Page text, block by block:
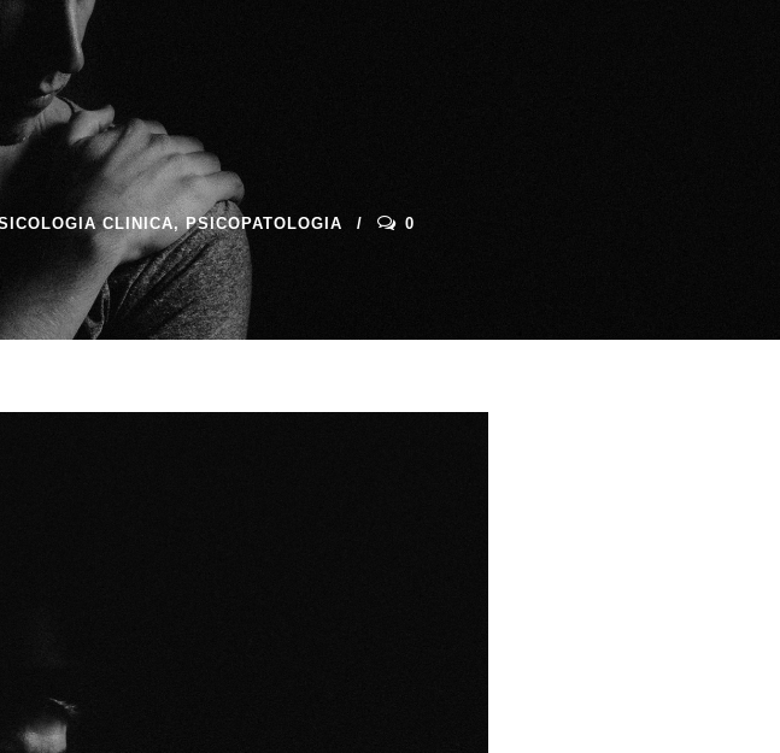
CLINICA, PSICOPATOLOGIA 0